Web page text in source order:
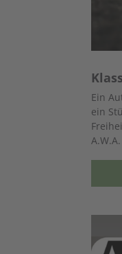
Ein
ein
A.W.A.